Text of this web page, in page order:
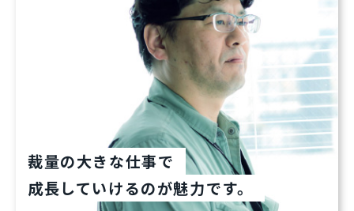
裁量の大きな仕事で
成長していけるのが魅力です。